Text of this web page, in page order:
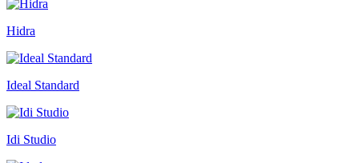
Hidra
Ideal Standard
Idi Studio